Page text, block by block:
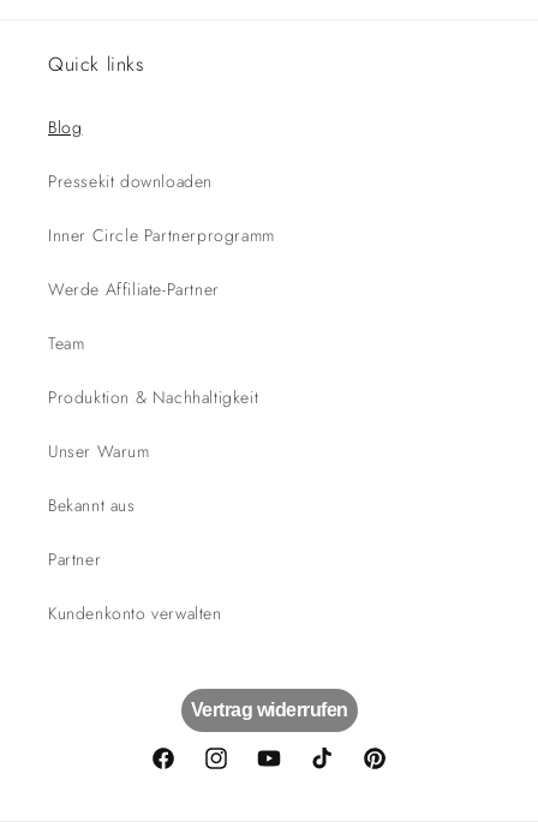
Quick links
Blog
Pressekit downloaden
Inner Circle Partnerprogramm
Werde Affiliate-Partner
Team
Produktion & Nachhaltigkeit
Unser Warum
Bekannt aus
Partner
Kundenkonto verwalten
Vertrag widerrufen
FacebookInstagramYouTubeTikTok Pinterest